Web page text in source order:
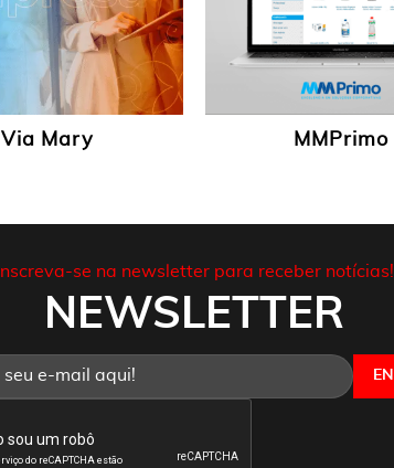
Via Mary MMPrimo
Inscreva-se na newsletter para receber notícias!
NEWSLETTER